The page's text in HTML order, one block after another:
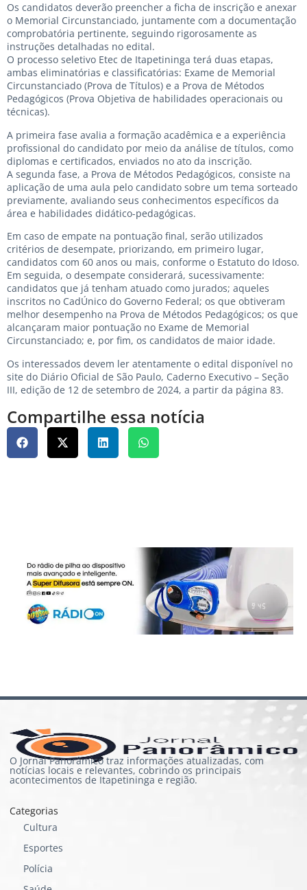
Os candidatos deverão preencher a ficha de inscrição e anexar
o Memorial Circunstanciado, juntamente com a documentação
comprobatória pertinente, seguindo rigorosamente as
instruções detalhadas no edital.
O processo seletivo Etec de Itapetininga terá duas etapas,
ambas eliminatórias e classificatórias: Exame de Memorial
Circunstanciado (Prova de Títulos) e a Prova de Métodos
Pedagógicos (Prova Objetiva de habilidades operacionais ou
técnicas).
A primeira fase avalia a formação acadêmica e a experiência
profissional do candidato por meio da análise de títulos, como
diplomas e certificados, enviados no ato da inscrição.
A segunda fase, a Prova de Métodos Pedagógicos, consiste na
aplicação de uma aula pelo candidato sobre um tema sorteado
previamente, avaliando seus conhecimentos específicos da
área e habilidades didático-pedagógicas.
Em caso de empate na pontuação final, serão utilizados
critérios de desempate, priorizando, em primeiro lugar,
candidatos com 60 anos ou mais, conforme o Estatuto do Idoso.
Em seguida, o desempate considerará, sucessivamente:
candidatos que já tenham atuado como jurados; aqueles
inscritos no CadÚnico do Governo Federal; os que obtiveram
melhor desempenho na Prova de Métodos Pedagógicos; os que
alcançaram maior pontuação no Exame de Memorial
Circunstanciado; e, por fim, os candidatos de maior idade.
Os interessados devem ler atentamente o edital disponível no
site do Diário Oficial de São Paulo, Caderno Executivo – Seção
III, edição de 12 de setembro de 2024, a partir da página 83.
Compartilhe essa notícia
O Jornal Panorâmico traz informações atualizadas, com
notícias locais e relevantes, cobrindo os principais
acontecimentos de Itapetininga e região.
Categorias
Cultura
Esportes
Polícia